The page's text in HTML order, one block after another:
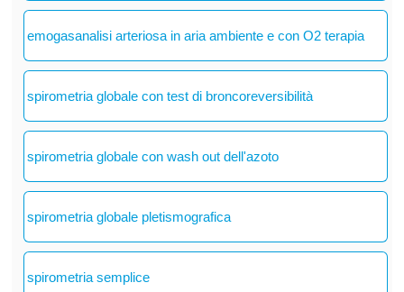
emogasanalisi arteriosa in aria ambiente e con O2 terapia
spirometria globale con test di broncoreversibilità
spirometria globale con wash out dell'azoto
spirometria globale pletismografica
spirometria semplice